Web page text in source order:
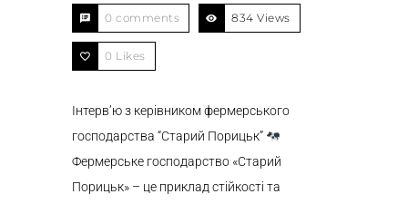
0 comments 834 Views
0 Likes
Інтерв’ю з керівником фермерського
господарства “Старий Порицьк”
Фермерське господарство «Старий
Порицьк» – це приклад стійкості та